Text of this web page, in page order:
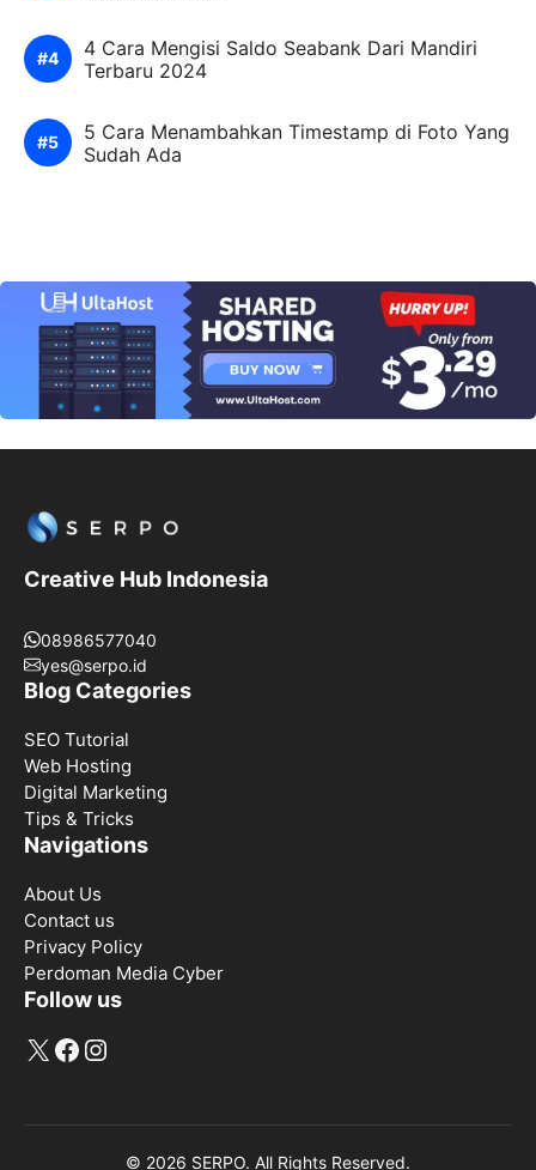
4 Cara Mengisi Saldo Seabank Dari Mandiri
Terbaru 2024
5 Cara Menambahkan Timestamp di Foto Yang
Sudah Ada
Creative Hub Indonesia
08986577040
yes@serpo.id
Blog Categories
SEO Tutorial
Web Hosting
Digital Marketing
Tips & Tricks
Navigations
About Us
Contact us
Privacy Policy
Perdoman Media Cyber
Follow us
X Facebook
Instagram
© 2026 SERPO. All Rights Reserved.